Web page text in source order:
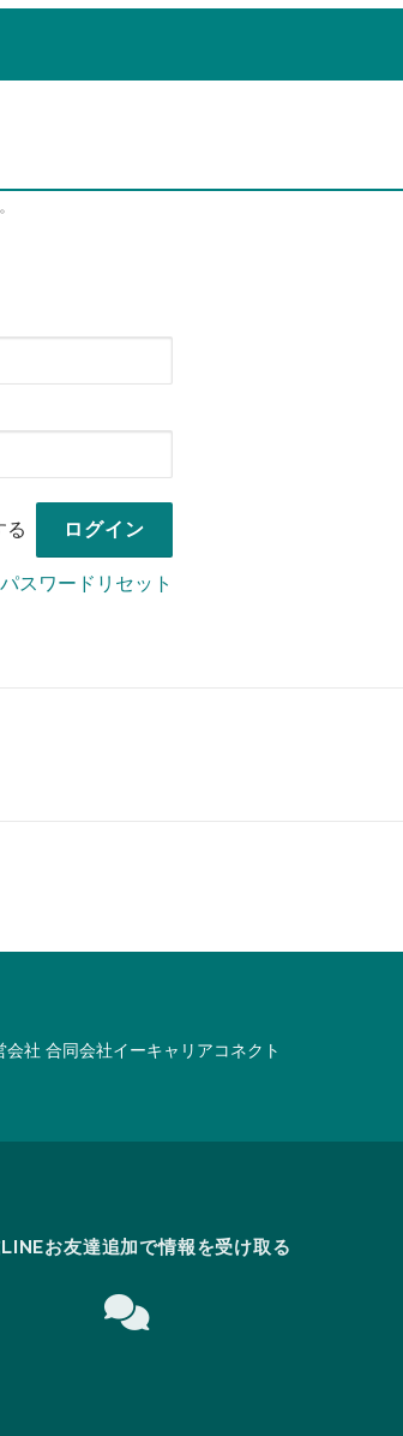
る
パスワードリセット
会社 合同会社イーキャリアコネクト
お友達追加で情報を受け取る